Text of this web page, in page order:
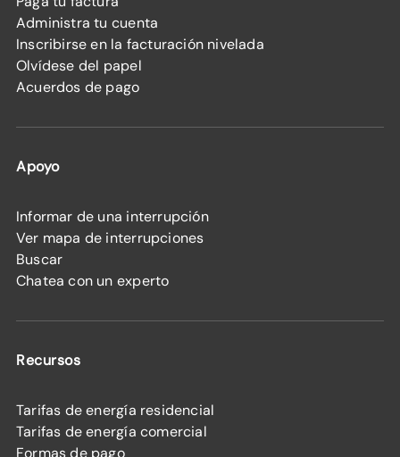
Administra tu cuenta
Inscribirse en la facturación nivelada
Olvídese del papel
Acuerdos de pago
Apoyo
Informar de una interrupción
Ver mapa de interrupciones
Buscar
Chatea con un experto
Recursos
Tarifas de energía residencial
Tarifas de energía comercial
Formas de pago